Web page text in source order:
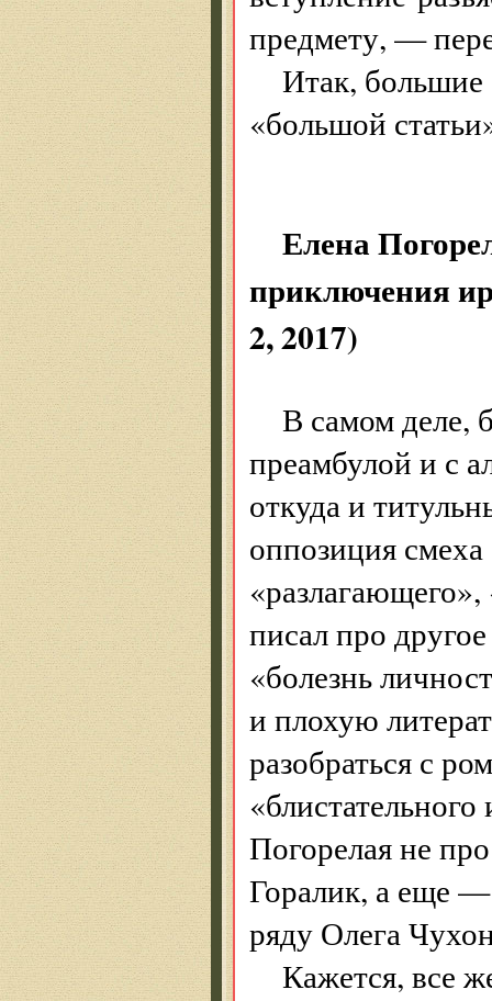
предмету, —
Итак, большие
«большой
Елена
приключения
2, 2017)
В самом деле,
преамбулой и с
откуда и
оппозиция
писал про
«болезнь
и плохую
разобраться с
Погорелая не
Горалик, а еще —
ряду Олега
Кажется, все